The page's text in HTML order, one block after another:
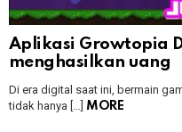
Aplikasi Growtopia
menghasilkan uang
Di era digital saat ini, bermain
tidak hanya […] MORE